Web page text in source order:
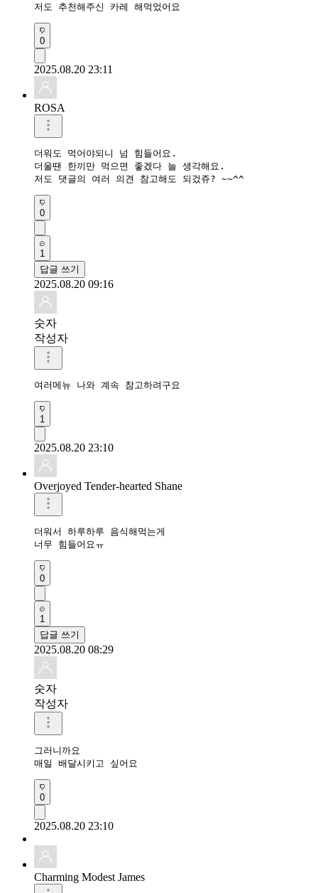
저도 추천해주신 카레 해먹었어요
0
2025.08.20 23:11
ROSA
더워도 먹어야되니 넘 힘들어요.
더울땐 한끼만 먹으면 좋겠다 늘 생각해요.
저도 댓글의 여러 의견 참고해도 되겄쥬? ~~^^
0
1
답글 쓰기
2025.08.20 09:16
숫자
작성자
여러메뉴 나와 계속 참고하려구요
1
2025.08.20 23:10
Overjoyed Tender-hearted Shane
더워서 하루하루 음식해먹는게
너무 힘들어요ㅠ
0
1
답글 쓰기
2025.08.20 08:29
숫자
작성자
그러니까요
매일 배달시키고 싶어요
0
2025.08.20 23:10
Charming Modest James